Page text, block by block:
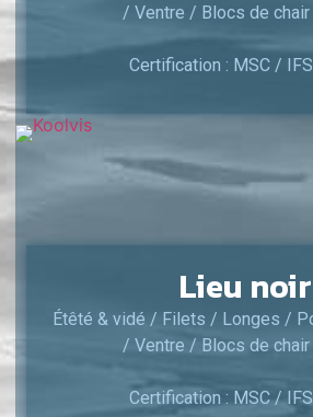
/ Ventre / Blocs de chair
Certification : MSC /
Lieu noir
Étêté & vidé / Filets / Longes /
/ Ventre / Blocs de chair
Certification : MSC /